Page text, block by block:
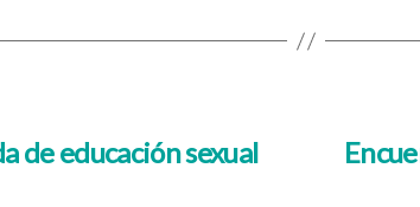
de educación sexual